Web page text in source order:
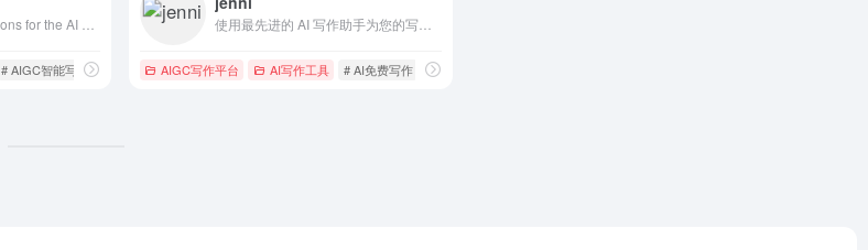
# AIGC智能写作
使用最先进的 AI 写作助手为您的写作增光添彩。
AIGC写作平台 AI写作工具 # AI免费写作 # jenniai